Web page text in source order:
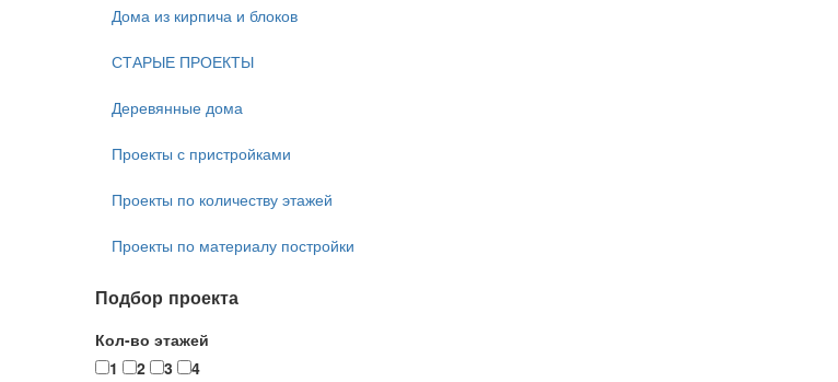
Дома из кирпича и блоков
СТАРЫЕ ПРОЕКТЫ
Деревянные дома
Проекты с пристройками
Проекты по количеству этажей
Проекты по материалу постройки
Подбор проекта
Кол-во этажей
1
2 3
4